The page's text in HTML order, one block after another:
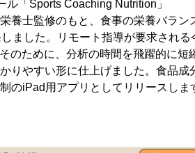
「Sports Coaching Nutrition」
養士監修のもと、食事の栄養バラン
ました。リモート指導が要求される
のために、分析の時間を飛躍的に短
りやすい形に仕上げました。食品成
のiPad用アプリとしてリリースしま